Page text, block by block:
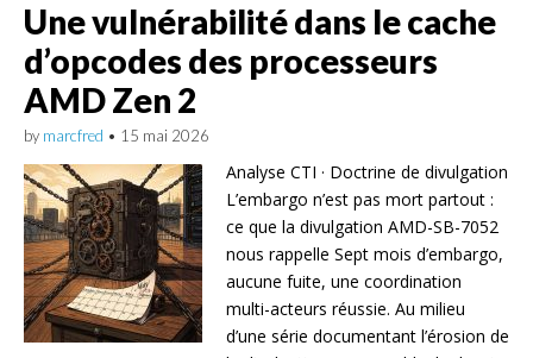
Une vulnérabilité dans le cache
d’opcodes des processeurs
AMD Zen 2
by marcfred • 15 mai 2026
Analyse CTI · Doctrine de divulgation
L’embargo n’est pas mort partout :
ce que la divulgation AMD-SB-7052
nous rappelle Sept mois d’embargo,
aucune fuite, une coordination
multi-acteurs réussie. Au milieu
d’une série documentant l’érosion de